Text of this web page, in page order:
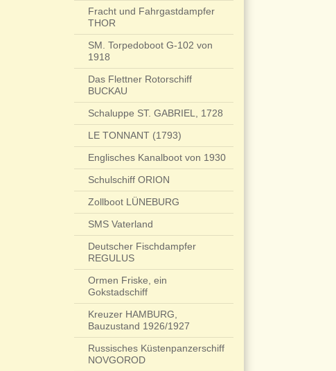
Fracht und Fahrgastdampfer
THOR
SM. Torpedoboot G-102 von
1918
Das Flettner Rotorschiff
BUCKAU
Schaluppe ST. GABRIEL, 1728
LE TONNANT (1793)
Englisches Kanalboot von 1930
Schulschiff ORION
Zollboot LÜNEBURG
SMS Vaterland
Deutscher Fischdampfer
REGULUS
Ormen Friske, ein
Gokstadschiff
Kreuzer HAMBURG,
Bauzustand 1926/1927
Russisches Küstenpanzerschiff
NOVGOROD